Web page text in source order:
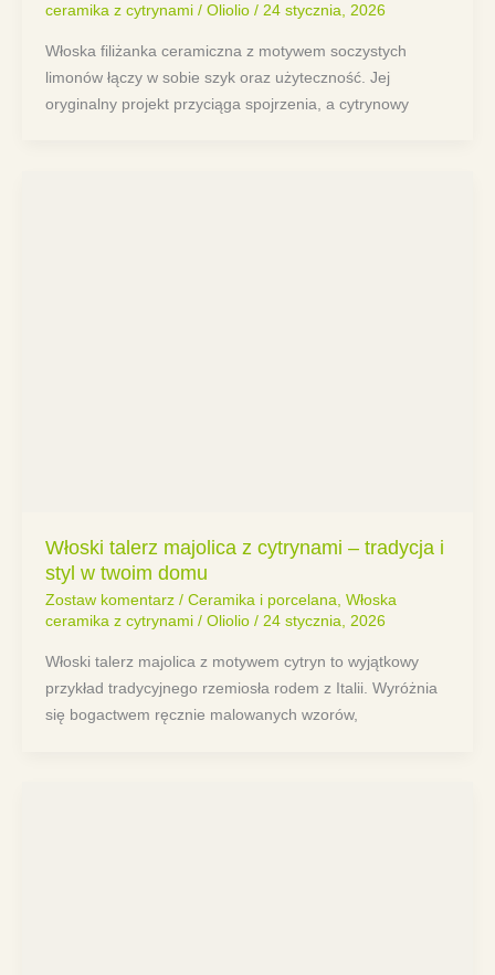
ceramika z cytrynami/ Oliolio / 24 stycznia, 2026
Włoska filiżanka ceramiczna z motywem soczystych
limonów łączy w sobie szyk oraz użyteczność. Jej
oryginalny projekt przyciąga spojrzenia, a cytrynowy
Włoski talerz majolica z cytrynami – tradycja i
styl w twoim domu
Zostaw komentarz / Ceramika i porcelana Włoska
ceramika z cytrynami/ Oliolio / 24 stycznia, 2026
Włoski talerz majolica z motywem cytryn to wyjątkowy
przykład tradycyjnego rzemiosła rodem z Italii. Wyróżnia
się bogactwem ręcznie malowanych wzorów,